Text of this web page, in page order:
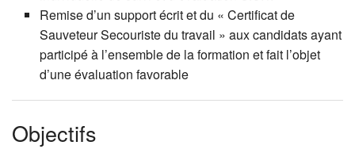
Remise d’un support écrit et du « Certificat de
Sauveteur Secouriste du travail » aux candidats ayant
participé à l’ensemble de la formation et fait l’objet
d’une évaluation favorable
Objectifs